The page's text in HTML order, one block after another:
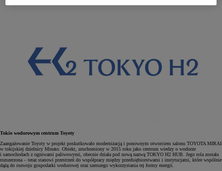
Tokio wodorowym centrum Toyoty
Zaangażowanie Toyoty w projekt poskutkowało modernizacją i ponownym otworciem salonu TOYOTA MIRAI
w tokijskiej dzielnicy Minato. Obiekt, uruchomiony w 2015 roku jako centrum wiedzy o wodorze
i samochodach z ogniwami paliwowymi, obecnie działa pod nową nazwą TOKYO H2 HUB. Jego rola została
rozszerzona – teraz stanowi przestrzeń do współpracy między przedsiębiorstwami i instytucjami, które wspólnie
dążą do rozwoju gospodarki wodorowej oraz szerszego wykorzystania tej formy energii.